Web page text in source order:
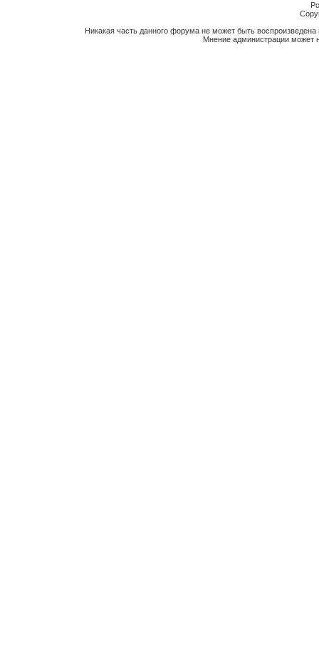
Никакая часть данного форума не может быть
Мнение администрации может